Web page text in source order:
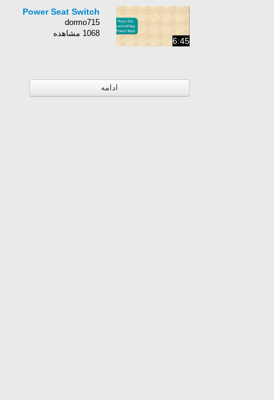
6:45
Power Seat Switch
dormo715
1068 مشاهده
ادامه